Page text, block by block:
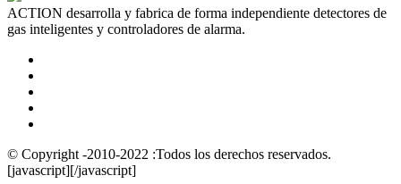
ACTION desarrolla y fabrica de forma independiente detectores de
gas inteligentes y controladores de alarma.
© Copyright -2010-2022 :Todos los derechos reservados.
[javascript][/javascript]